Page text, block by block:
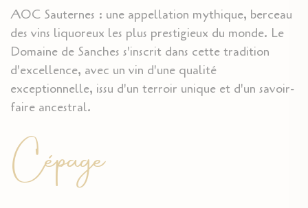
AOC Sauternes : une appellation mythique, berceau
des vins liquoreux les plus prestigieux du monde. Le
Domaine de Sanches s'inscrit dans cette tradition
d'excellence, avec un vin d'une qualité
exceptionnelle, issu d'un terroir unique et d'un savoir-
faire ancestral.
Cépage